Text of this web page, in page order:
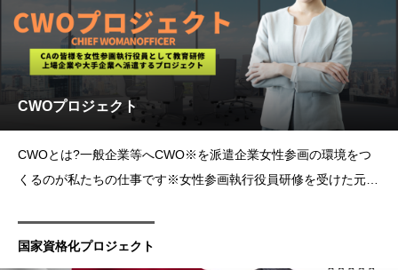
CWOプロジェクト
CWOとは?一般企業等へCWO※を派遣企業女性参画の環境をつ
くるのが私たちの仕事です※女性参画執行役員研修を受けた元キ
です。「CWO=女性参画執行役員」とは
国家資格化プロジェクト